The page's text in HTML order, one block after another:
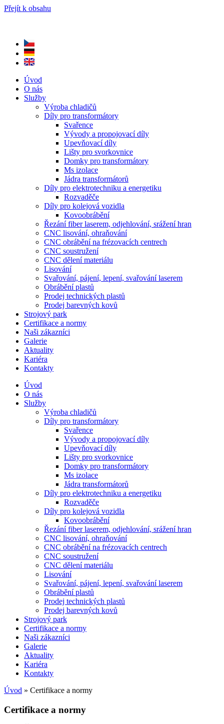
Přejít k obsahu
Úvod
O nás
Služby
Výroba chladičů
Díly pro transformátory
Svařence
Vývody a propojovací díly
Upevňovací díly
Lišty pro svorkovnice
Domky pro transformátory
Ms izolace
Jádra transformátorů
Díly pro elektrotechniku a energetiku
Rozvaděče
Díly pro kolejová vozidla
Kovoobrábění
Řezání fiber laserem, odjehlování, srážení hran
CNC lisování, ohraňování
CNC obrábění na frézovacích centrech
CNC soustružení
CNC dělení materiálu
Lisování
Svařování, pájení, lepení, svařování laserem
Obrábění plastů
Prodej technických plastů
Prodej barevných kovů
Strojový park
Certifikace a normy
Naši zákazníci
Galerie
Aktuality
Kariéra
Kontakty
Úvod
O nás
Služby
Výroba chladičů
Díly pro transformátory
Svařence
Vývody a propojovací díly
Upevňovací díly
Lišty pro svorkovnice
Domky pro transformátory
Ms izolace
Jádra transformátorů
Díly pro elektrotechniku a energetiku
Rozvaděče
Díly pro kolejová vozidla
Kovoobrábění
Řezání fiber laserem, odjehlování, srážení hran
CNC lisování, ohraňování
CNC obrábění na frézovacích centrech
CNC soustružení
CNC dělení materiálu
Lisování
Svařování, pájení, lepení, svařování laserem
Obrábění plastů
Prodej technických plastů
Prodej barevných kovů
Strojový park
Certifikace a normy
Naši zákazníci
Galerie
Aktuality
Kariéra
Kontakty
Úvod » Certifikace a normy
Certifikace a normy